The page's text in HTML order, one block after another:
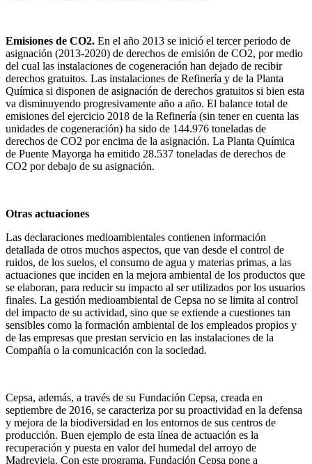
Emisiones de CO2. En el año 2013 se inició el tercer periodo de
asignación (2013-2020) de derechos de emisión de CO2, por medio
del cual las instalaciones de cogeneración han dejado de recibir
derechos gratuitos. Las instalaciones de Refinería y de la Planta
Química si disponen de asignación de derechos gratuitos si bien esta
va disminuyendo progresivamente año a año. El balance total de
emisiones del ejercicio 2018 de la Refinería (sin tener en cuenta las
unidades de cogeneración) ha sido de 144.976 toneladas de
derechos de CO2 por encima de la asignación. La Planta Química
de Puente Mayorga ha emitido 28.537 toneladas de derechos de
CO2 por debajo de su asignación.
Otras actuaciones
Las declaraciones medioambientales contienen información
detallada de otros muchos aspectos, que van desde el control de
ruidos, de los suelos, el consumo de agua y materias primas, a las
actuaciones que inciden en la mejora ambiental de los productos que
se elaboran, para reducir su impacto al serutilizados por los usuarios
finales. La gestión medioambiental de Cepsa no se limita al control
del impacto de su actividad, sino que se extiende a cuestiones tan
sensibles como la formación ambiental de los empleados propios y
de las empresas que prestan servicio en las instalaciones de la
Compañía o la comunicación con la sociedad.
Cepsa, además, a través de su Fundación Cepsa, creada en
septiembre de 2016, se caracteriza por su proactividad en la defensa
y mejora de la biodiversidad en los entornos de sus centros de
producción. Buen ejemplo de esta línea de actuación es la
recuperación y puesta en valor del humedal del arroyo de
Madrevieja. Con este programa, Fundación Cepsa pone a